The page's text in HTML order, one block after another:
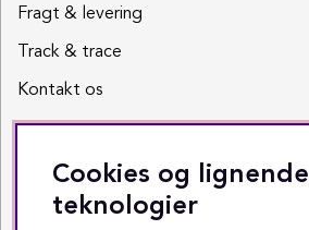
Fragt & levering
Track & trace
Kontakt os
Sociale medier
Facebook
Cookies og lignende
teknologier